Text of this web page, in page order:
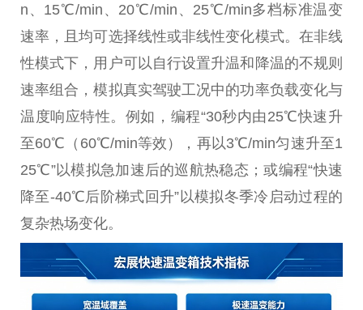
n、15℃/min、20℃/min、25℃/min多档标准温变
速率，且均可选择线性或非线性变化模式。在非线
性模式下，用户可以自行设置升温和降温的不规则
速率组合，模拟真实驾驶工况中的功率负载变化与
温度响应特性。例如，编程“30秒内由25℃快速升
至60℃（60℃/min等效），再以3℃/min匀速升至1
25℃”以模拟急加速后的巡航热稳态；或编程“快速
降至-40℃后阶梯式回升”以模拟冬季冷启动过程的
复杂热场变化。